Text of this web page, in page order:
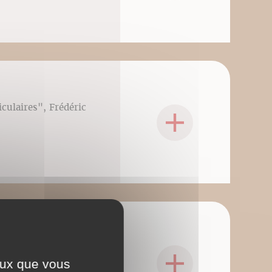
Frédéric
genou, hanche
Frédéric
que vous